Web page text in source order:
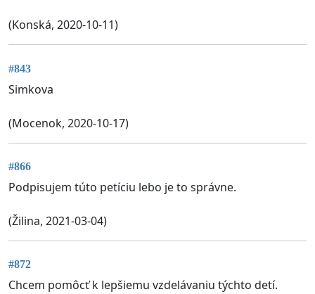
(Konská, 2020-10-11)
#843
Simkova
(Mocenok, 2020-10-17)
#866
Podpisujem túto petíciu lebo je to správne.
(Žilina, 2021-03-04)
#872
Chcem pomôcť k lepšiemu vzdelávaniu týchto detí.